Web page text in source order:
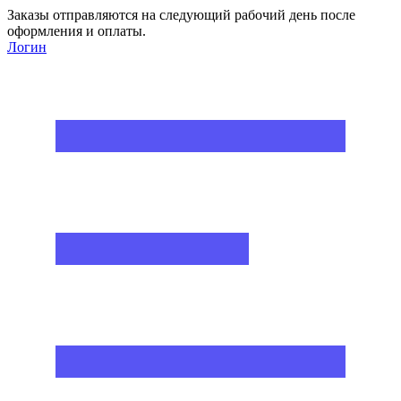
Заказы отправляются на следующий рабочий день после
оформления и оплаты.
Логин